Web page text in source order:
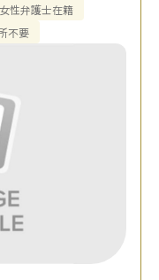
女性弁護士在籍
不要